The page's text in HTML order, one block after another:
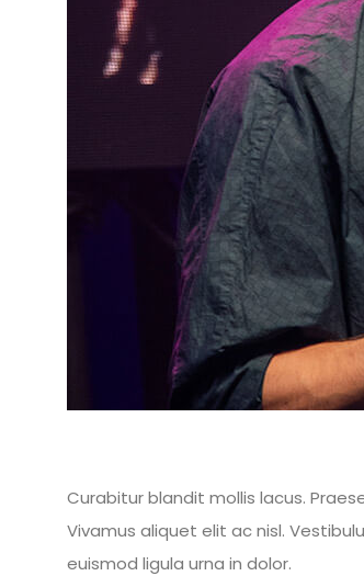
Curabitur blandit mollis lacus.
Vivamus aliquet elit ac nisl.
euismod ligula urna in dolor.